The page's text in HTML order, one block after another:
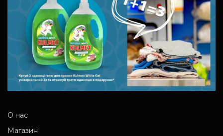
О нас
Магазин